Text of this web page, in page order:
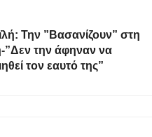
Την ”Βασανίζουν” στη
”Δεν την άφηναν να
τον εαυτό της”